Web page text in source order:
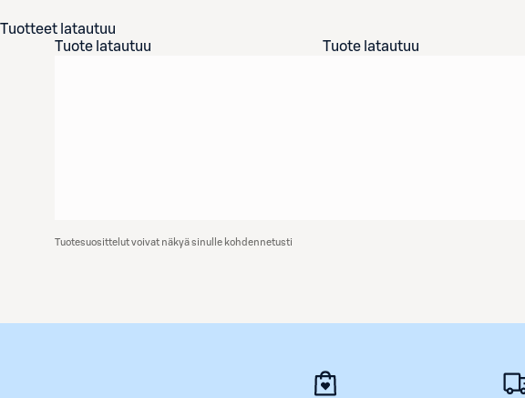
Tuotteet latautuu
Tuote latautuu
Tuote latautuu
Tuotesuosittelut voivat näkyä sinulle kohdennetusti